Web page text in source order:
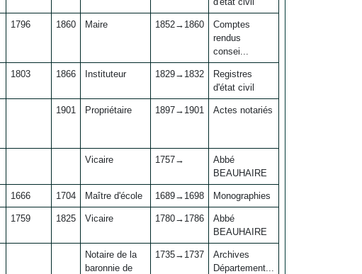
1796 1860 Maire 1852→1860
Comptes
rendus
consei...
1803 1866 Instituteur 1829→1832
Registres
d'état civil
1901 Propriétaire 1897→1901 Actes notariés
Vicaire 1757→
Abbé
BEAUHAIRE
1666 1704 Maître d'école 1689→1698 Monographies
1759 1825 Vicaire 1780→1786
Abbé
BEAUHAIRE
Notaire de la
baronnie de
1735→1737
Archives
Département...